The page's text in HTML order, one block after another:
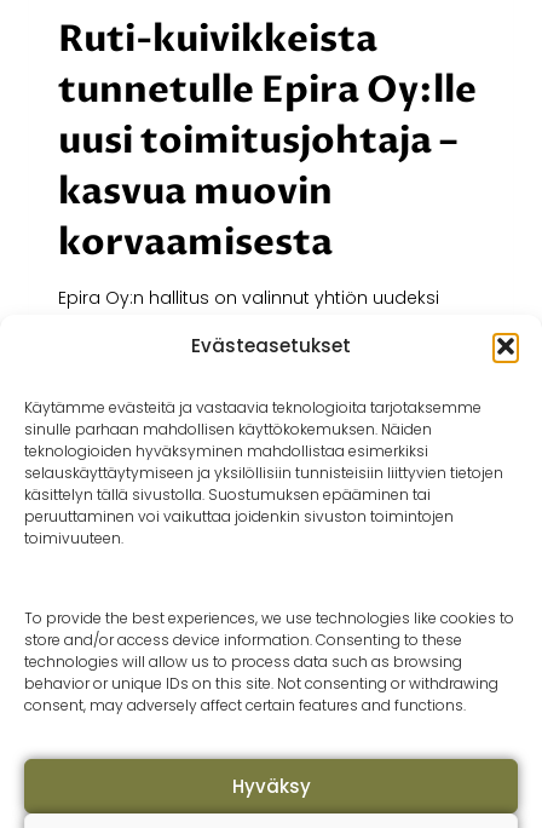
Evästeasetukset
Käytämme evästeitä ja vastaavia teknologioita tarjotaksemme
sinulle parhaan mahdollisen käyttökokemuksen. Näiden
teknologioiden hyväksyminen mahdollistaa esimerkiksi
selauskäyttäytymiseen ja yksilöllisiin tunnisteisiin liittyvien tietojen
käsittelyn tällä sivustolla. Suostumuksen epääminen tai
peruuttaminen voi vaikuttaa joidenkin sivuston toimintojen
toimivuuteen.
To provide the best experiences, we use technologies like cookies to
store and/or access device information. Consenting to these
technologies will allow us to process data such as browsing
behavior or unique IDs on this site. Not consenting or withdrawing
consent, may adversely affect certain features and functions.
Hyväksy
Ruti-kuivikkeista
tunnetulle Epira Oy:lle
uusi toimitusjohtaja –
kasvua muovin
korvaamisesta
Epira Oy:n hallitus on valinnut yhtiön uudeksi
AMK, Petri Mustamäen, 52. Hän siirtyy tehtävään
projektipäällikön tehtävästä ja aloittaa Epiran
toimitusjohtajana heinäkuun alussa. Nykyinen
toimitusjohtaja ja yhtiön pääomistaja Pirjo
Ruuska jää syksyllä eläkkeelle. Petri Mustamäellä
on vankka kokemus tulosvastuullisista tehtävistä
ja yrityselämän kehittämisestä yrittäjänä ja
toimitusjohtajana. Hän tuntee Epiralle tärkeät
LUE LISÄÄ
Puulaaksontie 25 A